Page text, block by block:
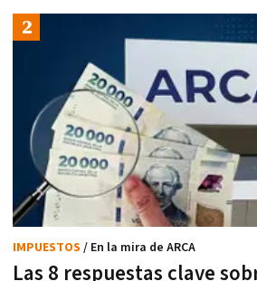
Las 8 respuestas clave
IMPUESTOS / En la mira de ARCA